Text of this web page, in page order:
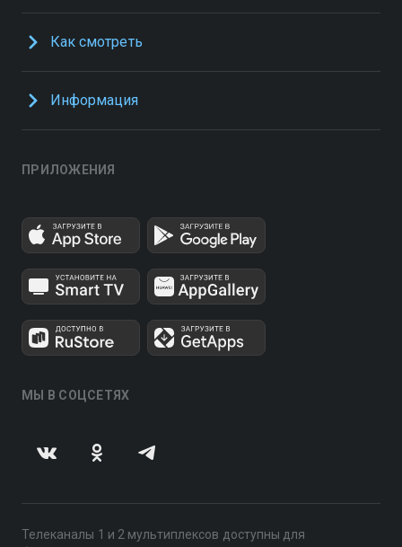
Как смотреть
Информация
ПРИЛОЖЕНИЯ
МЫ В СОЦСЕТЯХ
Телеканалы 1 и 2 мультиплексов доступны для